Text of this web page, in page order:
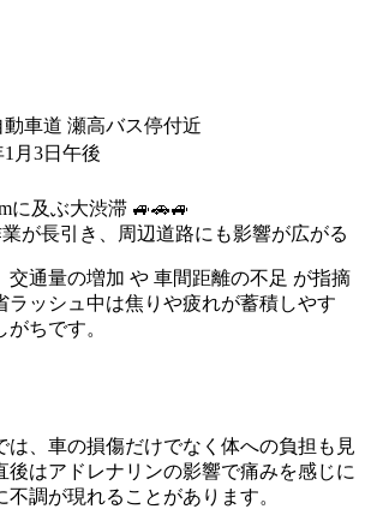
動車道 瀬高バス停付近
月3日午後
に及ぶ大渋滞 🚙🚗🚙
が長引き、周辺道路にも影響が広がる
交通量の増加 や 車間距離の不足 が指摘
ラッシュ中は焦りや疲れが蓄積しやす
ちです。
は、車の損傷だけでなく体への負担も見
後はアドレナリンの影響で痛みを感じに
不調が現れることがあります。